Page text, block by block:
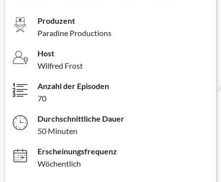
Produzent
Paradine Productions
Host
Wilfred Frost
Anzahl der Episoden
70
Durchschnittliche Dauer
50 Minuten
Erscheinungsfrequenz
Wöchentlich